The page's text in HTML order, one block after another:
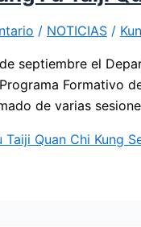
/ NOTICIAS /
septiembre el
Formativo
de varias
Taiji Quan Chi Kung